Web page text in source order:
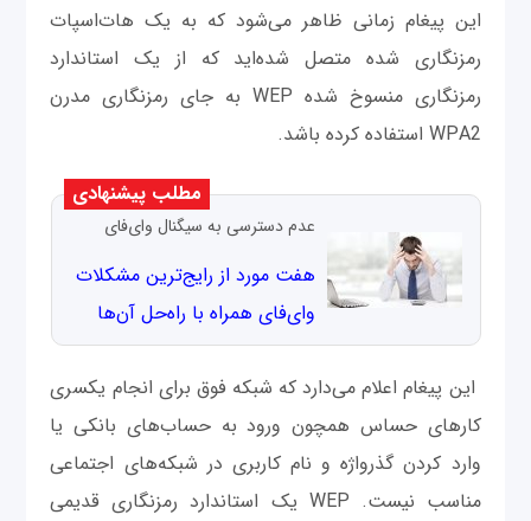
این پیغام زمانی ظاهر می‌شود که به یک هات‌اسپات
رمزنگاری شده متصل شده‌اید که از یک استاندارد
رمزنگاری منسوخ شده WEP به جای رمزنگاری مدرن
WPA2 استفاده کرده باشد.
مطلب پیشنهادی
عدم دسترسی به سیگنال وای‌فای
هفت مورد از رایج‌ترین مشکلات
وای‌فای همراه با راه‌حل آن‌ها
این پیغام اعلام می‌دارد که شبکه فوق برای انجام یکسری
کارهای حساس همچون ورود به حساب‌های بانکی یا
وارد کردن گذرواژه و نام کاربری در شبکه‌های اجتماعی
مناسب نیست. WEP یک استاندارد رمزنگاری قدیمی